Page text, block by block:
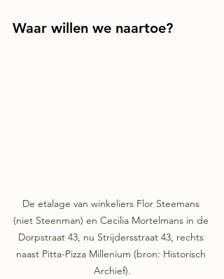
Waar willen we naartoe?
De etalage van winkeliers Flor Steemans
(niet Steenman) en Cecilia Mortelmans in de
Dorpstraat 43, nu Strijdersstraat 43, rechts
naast Pitta-Pizza Millenium (bron: Historisch
Archief).